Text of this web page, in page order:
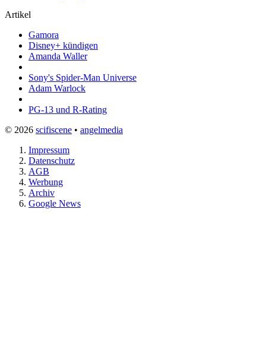
Artikel
Gamora
Disney+ kündigen
Amanda Waller
Sony's Spider-Man Universe
Adam Warlock
PG-13 und R-Rating
© 2026 scifiscene • angelmedia
Impressum
Datenschutz
AGB
Werbung
Archiv
Google News